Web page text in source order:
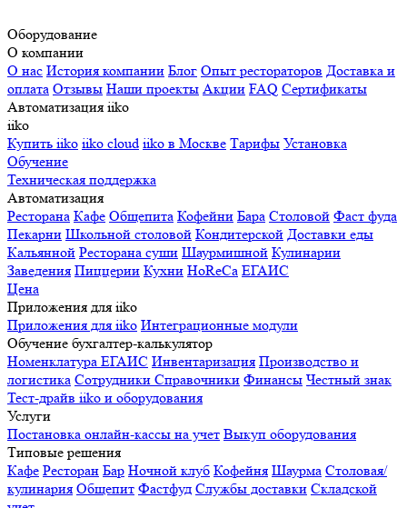
Оборудование
О компании
О нас История компании Блог Опыт рестораторов Доставка и
оплата Отзывы Наши проекты Акции FAQ Сертификаты
Автоматизация iiko
iiko
Купить iiko iiko cloud iiko в Москве Тарифы Установка
Обучение
Техническая поддержка
Автоматизация
Ресторана Кафе Общепита Кофейни Бара Столовой Фаст фуда
Пекарни Школьной столовой Кондитерской Доставки еды
Кальянной Ресторана суши Шаурмишной Кулинарии
Заведения Пиццерии Кухни HoReCa ЕГАИС
Цена
Приложения для iiko
Приложения для iiko Интеграционные модули
Обучение бухгалтер-калькулятор
Номенклатура ЕГАИС Инвентаризация Производство и
логистика Сотрудники Справочники Финансы Честный знак
Тест-драйв iiko и оборудования
Услуги
Постановка онлайн-кассы на учет Выкуп оборудования
Типовые решения
Кафе Ресторан Бар Ночной клуб Кофейня Шаурма Столовая/
кулинария Общепит Фастфуд Службы доставки Складской